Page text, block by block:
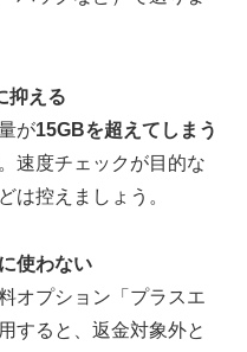
抑える
が15GBを超えてしまう
速度チェックが目的な
は控えましょう。
使わない
オプション「プラスエ
すると、返金対象外と